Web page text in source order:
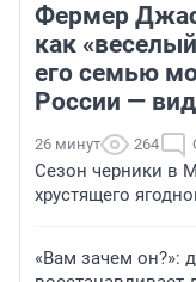
Фермер
как
его семью
России —
26 минут 264
Сезон черники в
хрустящего
«Вам зачем он?»: